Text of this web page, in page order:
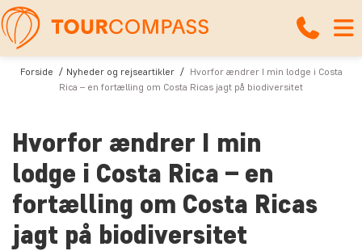
Forside Nyheder og rejseartikler
Hvorfor ændrer I min lodge i Costa
Rica – en fortælling om Costa Ricas jagt på biodiversitet
Hvorfor ændrer I min
lodge i Costa Rica – en
fortælling om Costa Ricas
jagt på biodiversitet